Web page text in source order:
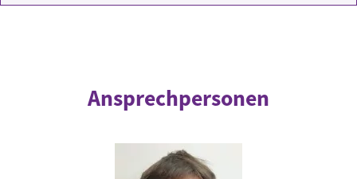
Ansprechpersonen